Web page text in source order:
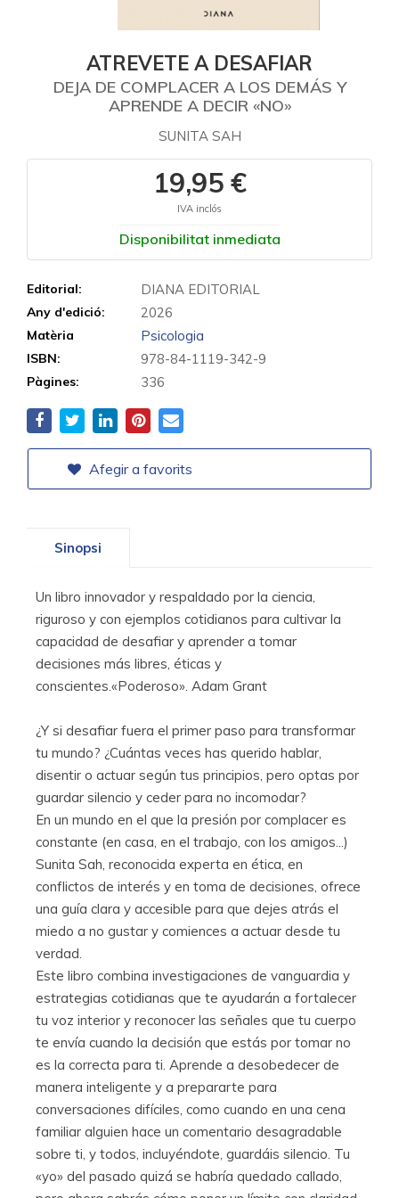
ATREVETE A DESAFIAR
DEJA DE COMPLACER A LOS DEMÁS Y
APRENDE A DECIR «NO»
SUNITA SAH
19,95 €
IVA inclós
Disponibilitat inmediata
Editorial: DIANA EDITORIAL
Any d'edició: 2026
Matèria Psicologia
ISBN: 978-84-1119-342-9
Pàgines: 336
Afegir a favorits
Sinopsi
Un libro innovador y respaldado por la ciencia,
riguroso y con ejemplos cotidianos para cultivar la
capacidad de desafiar y aprender a tomar
decisiones más libres, éticas y
conscientes.«Poderoso». Adam Grant
¿Y si desafiar fuera el primer paso para transformar
tu mundo? ¿Cuántas veces has querido hablar,
disentir o actuar según tus principios, pero optas por
guardar silencio y ceder para no incomodar?
En un mundo en el que la presión por complacer es
constante (en casa, en el trabajo, con los amigos...)
Sunita Sah, reconocida experta en ética, en
conflictos de interés y en toma de decisiones, ofrece
una guía clara y accesible para que dejes atrás el
miedo a no gustar y comiences a actuar desde tu
verdad.
Este libro combina investigaciones de vanguardia y
estrategias cotidianas que te ayudarán a fortalecer
tu voz interior y reconocer las señales que tu cuerpo
te envía cuando la decisión que estás por tomar no
es la correcta para ti. Aprende a desobedecer de
manera inteligente y a prepararte para
conversaciones difíciles, como cuando en una cena
familiar alguien hace un comentario desagradable
sobre ti, y todos, incluyéndote, guardáis silencio. Tu
«yo» del pasado quizá se habría quedado callado,